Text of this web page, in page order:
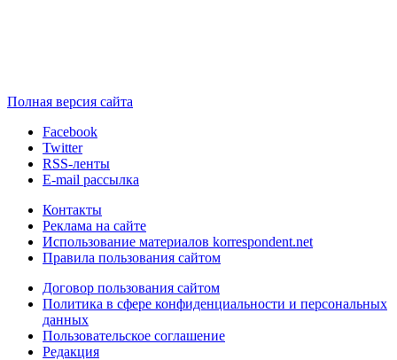
Полная версия сайта
Facebook
Twitter
RSS-ленты
E-mail рассылка
Контакты
Реклама на сайте
Использование материалов korrespondent.net
Правила пользования сайтом
Договор пользования сайтом
Политика в сфере конфиденциальности и персональных
данных
Пользовательское соглашение
Редакция